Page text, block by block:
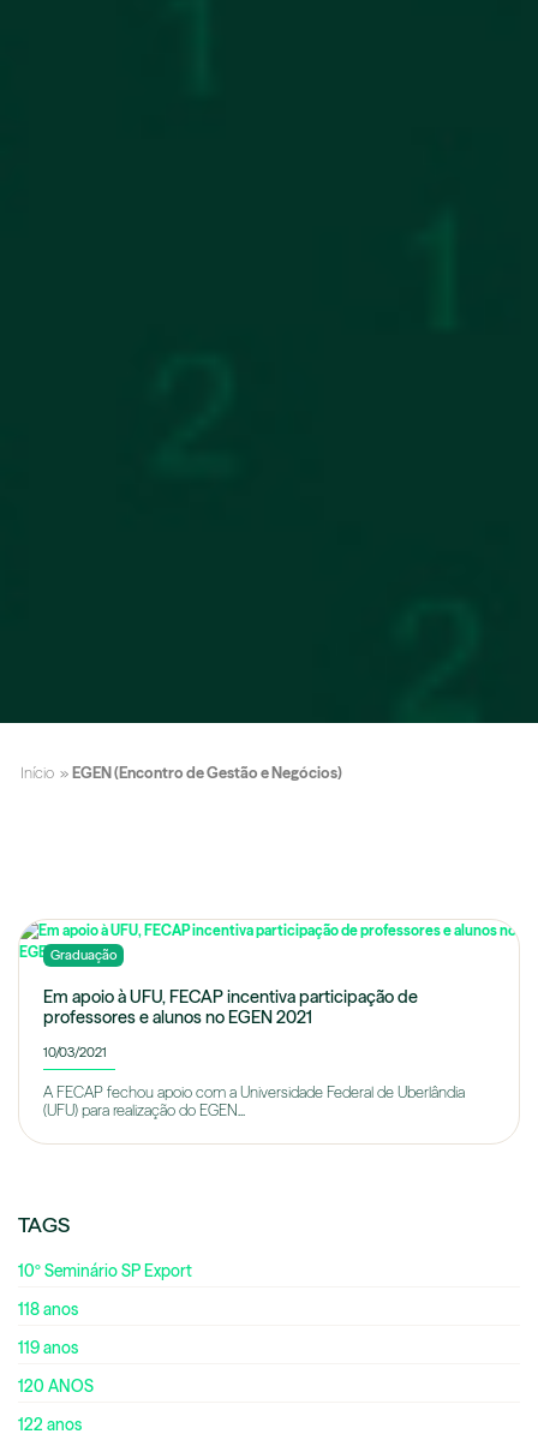
Início » EGEN (Encontro de Gestão e Negócios)
Graduação
Em apoio à UFU, FECAP incentiva participação de
professores e alunos no EGEN 2021
10/03/2021
A FECAP fechou apoio com a Universidade Federal de Uberlândia
(UFU) para realização do EGEN...
TAGS
10º Seminário SP Export
118 anos
119 anos
120 ANOS
122 anos